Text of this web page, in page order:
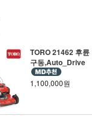
TORO 21462 후륜
구동,Auto_Drive
1,100,000원